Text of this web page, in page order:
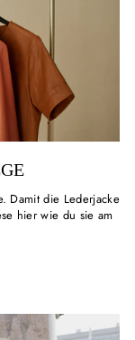
Damit die Lederjacke
hier wie du sie am